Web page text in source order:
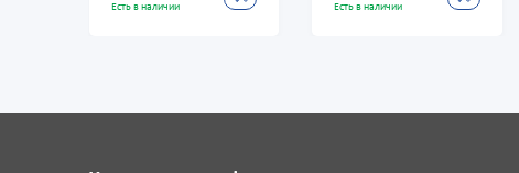
Есть в наличии Есть в наличии